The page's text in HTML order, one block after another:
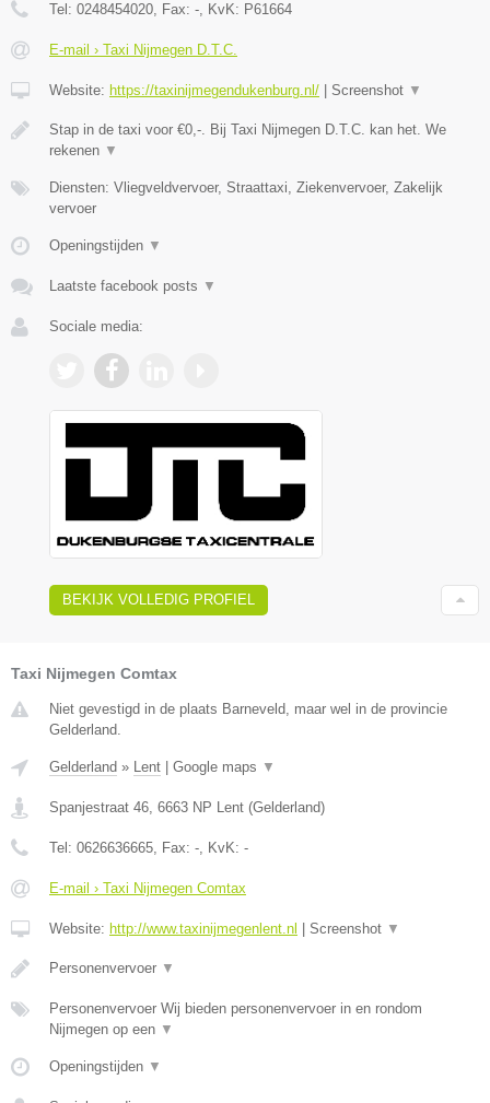
Tel: 0248454020, Fax: -, KvK: P61664
E-mail › Taxi Nijmegen D.T.C.
Website: https://taxinijmegendukenburg.nl/ Screenshot ▼
Stap in de taxi voor €0,-. Bij Taxi Nijmegen D.T.C. kan het. We
rekenen ▼
Diensten: Vliegveldvervoer, Straattaxi, Ziekenvervoer, Zakelijk
vervoer
Openingstijden ▼
Laatste facebook posts ▼
Sociale media:
BEKIJK VOLLEDIG PROFIEL
Taxi Nijmegen Comtax
Niet gevestigd in de plaats Barneveld, maar wel in de provincie
Gelderland.
Gelderland » Lent Google maps ▼
Spanjestraat 46 6663 NP Lent (Gelderland)
Tel: 0626636665 , Fax: - , KvK: -
E-mail › Taxi Nijmegen Comtax
Website: http://www.taxinijmegenlent.nl Screenshot ▼
Personenvervoer ▼
Personenvervoer Wij bieden personenvervoer in en rondom
Nijmegen op een ▼
Openingstijden ▼